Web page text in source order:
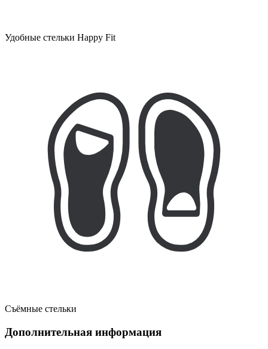
Удобные стельки Happy Fit
Съёмные стельки
Дополнительная информация